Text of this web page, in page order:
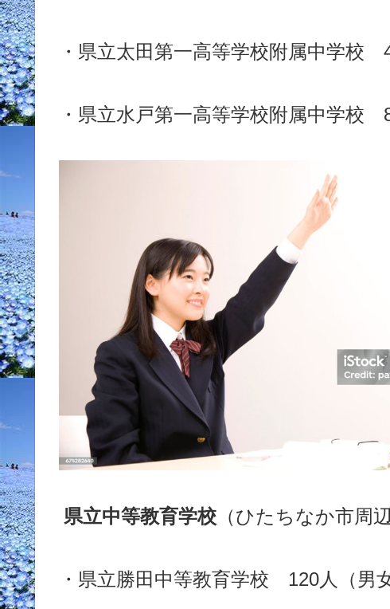
・県立太田第一高等学校附属中学校
・県立水戸第一高等学校附属中学校
県立中等教育学校 （ひたちなか市周辺
・県立勝田中等教育学校 120人（男